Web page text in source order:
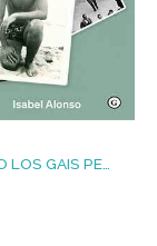
CUANDO LOS GAIS PERDIMOS EL MIEDO : JORDI PETIT: INFANCIA, JUVENTUD Y ACTIVISMO EN EL TARDOFRANQ